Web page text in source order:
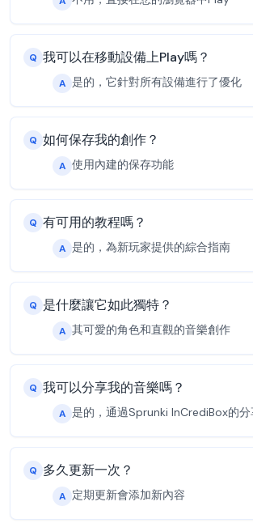
Q 我可以在移動設備上Play嗎？
A 是的，它針對所有設備進行了優化
Q 如何保存我的創作？
A 使用內建的保存功能
Q 有可用的教程嗎？
A 是的，為新玩家提供的綜合指南
Q 是什麼讓它如此獨特？
A 其可愛的角色和直觀的音樂創作
Q 我可以分享我的音樂嗎？
A 是的，通過Sprunki InCrediBox的
Q 多久更新一次？
A 定期更新會添加新內容